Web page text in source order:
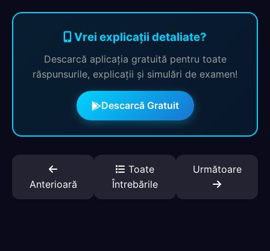
Vrei explicații detaliate?
Descarcă aplicația gratuită pentru toate
răspunsurile, explicații și simulări de examen!
Descarcă Gratuit
Anterioară
Toate
Întrebările
Următoare